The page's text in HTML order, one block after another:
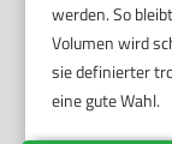
werden. So
Volumen wird
sie definierter
eine gute Wahl.